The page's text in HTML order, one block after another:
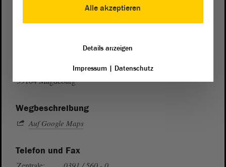
39104 Magdeburg
Wegbeschreibung
Auf Google Maps
Telefon und Fax
Alle akzeptieren
Details anzeigen
Impressum| Datenschutz